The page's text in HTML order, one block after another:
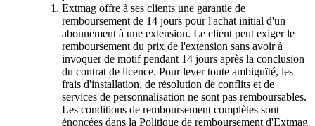
Extmag offre à ses clients une garantie de
remboursement de 14 jours pour l'achat initial d'un
abonnement à une extension. Le client peut exiger le
remboursement du prix de l'extension sans avoir à
invoquer de motif pendant 14 jours après la conclusion
du contrat de licence. Pour lever toute ambiguïté, les
frais d'installation, de résolution de conflits et de
services de personnalisation ne sont pas remboursables.
Les conditions de remboursement complètes sont
énoncées dans la Politique de remboursement d'Extmag